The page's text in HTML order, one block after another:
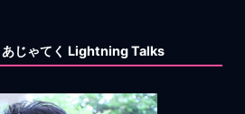
じゃてく Lightning Talks